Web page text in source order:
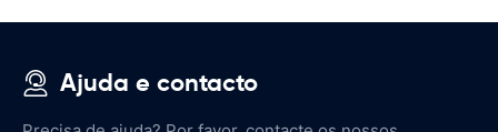
Ajuda e contacto